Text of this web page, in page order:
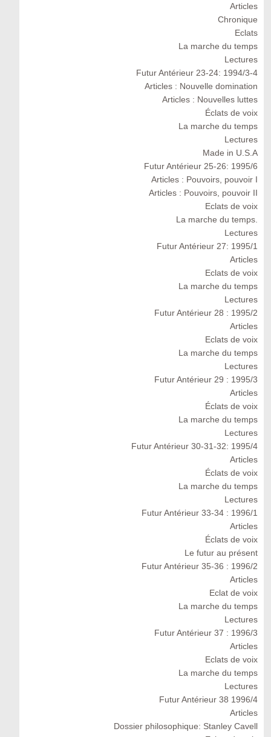
Articles
Chronique
Eclats
La marche du temps
Lectures
Futur Antérieur 23-24: 1994/3-4
Articles : Nouvelle domination
Articles : Nouvelles luttes
Éclats de voix
La marche du temps
Lectures
Made in U.S.A
Futur Antérieur 25-26: 1995/6
Articles : Pouvoirs, pouvoir I
Articles : Pouvoirs, pouvoir II
Eclats de voix
La marche du temps.
Lectures
Futur Antérieur 27: 1995/1
Articles
Eclats de voix
La marche du temps
Lectures
Futur Antérieur 28 : 1995/2
Articles
Eclats de voix
La marche du temps
Lectures
Futur Antérieur 29 : 1995/3
Articles
Éclats de voix
La marche du temps
Lectures
Futur Antérieur 30-31-32: 1995/4
Articles
Éclats de voix
La marche du temps
Lectures
Futur Antérieur 33-34 : 1996/1
Articles
Éclats de voix
Le futur au présent
Futur Antérieur 35-36 : 1996/2
Articles
Eclat de voix
La marche du temps
Lectures
Futur Antérieur 37 : 1996/3
Articles
Eclats de voix
La marche du temps
Lectures
Futur Antérieur 38 1996/4
Articles
Dossier philosophique: Stanley Cavell